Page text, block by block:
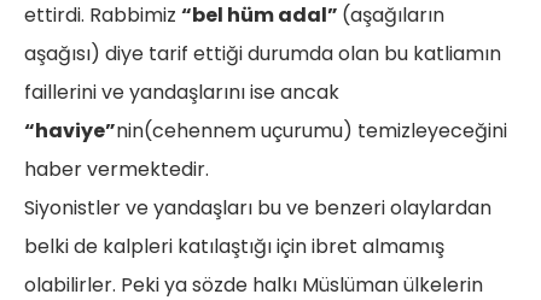
ettirdi. Rabbimiz “bel hüm adal” (aşağıların
aşağısı) diye tarif ettiği durumda olan bu katliamın
faillerini ve yandaşlarını ise ancak
“haviye”nin(cehennem uçurumu) temizleyeceğini
haber vermektedir.
Siyonistler ve yandaşları bu ve benzeri olaylardan
belki de kalpleri katılaştığı için ibret almamış
olabilirler. Peki ya sözde halkı Müslüman ülkelerin